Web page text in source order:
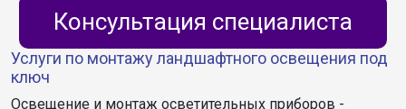
Консультация специалиста
Услуги по монтажу ландшафтного освещения под
ключ
Освещение и монтаж осветительных приборов -